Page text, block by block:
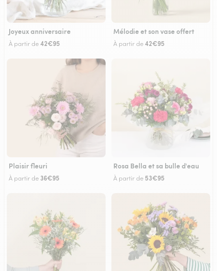
Joyeux anniversaire
À partir de42€95
Mélodie et son vase offert
À partir de42€95
Plaisir fleuri
À partir de 36€95
Rosa Bella et sa bulle d'eau
À partir de 53€95